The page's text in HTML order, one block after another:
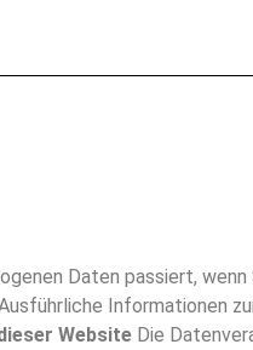
Daten passiert, wenn
Informationen
Website Die